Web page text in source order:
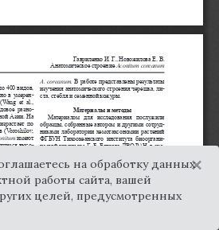
на обработку данных
работы сайта, вашей
целей, предусмотренных
×